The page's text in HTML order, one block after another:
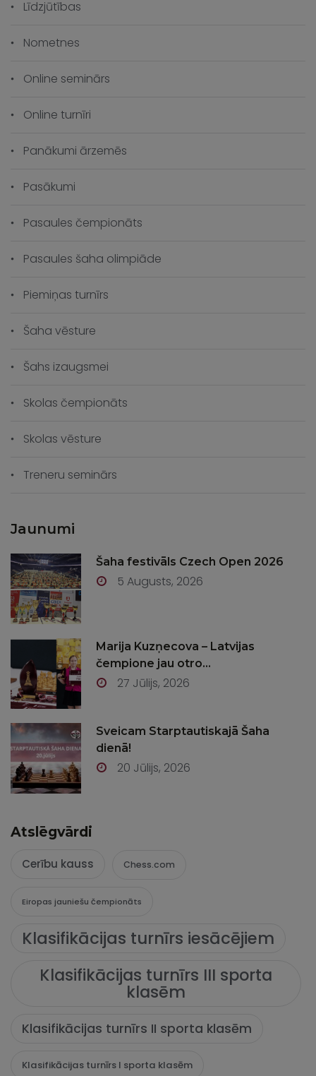
Līdzjūtības
Nometnes
Online seminārs
Online turnīri
Panākumi ārzemēs
Pasākumi
Pasaules čempionāts
Pasaules šaha olimpiāde
Piemiņas turnīrs
Šaha vēsture
Šahs izaugsmei
Skolas čempionāts
Skolas vēsture
Treneru seminārs
Jaunumi
Šaha festivāls Czech Open 2026
5 Augusts, 2026
Marija Kuzņecova – Latvijas
čempione jau otro...
27 Jūlijs, 2026
Sveicam Starptautiskajā Šaha
dienā!
20 Jūlijs, 2026
Atslēgvārdi
Cerību kauss Chess.com
Eiropas jauniešu čempionāts
Klasifikācijas turnīrs iesācējiem
Klasifikācijas turnīrs III sporta
klasēm
Klasifikācijas turnīrs II sporta klasēm
Klasifikācijas turnīrs I sporta klasēm